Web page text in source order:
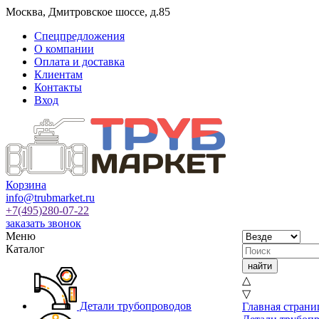
Москва, Дмитровское шоссе, д.85
Спецпредложения
О компании
Оплата и доставка
Клиентам
Контакты
Вход
Корзина
info@trubmarket.ru
+7(495)280-07-22
заказать звонок
Меню
Каталог
Детали трубопроводов
△
▽
Главная